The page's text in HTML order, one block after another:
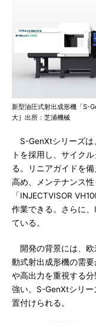
新型油圧式射出成形機「S-
大］出所：芝浦機械
S-GenXtシリーズは
トを採用し、サイク
る。リニアガイドを
高め、メンテナンス
「INJECTVISOR
作業できる。さらに
ている。
開発の背景には、欧
動式射出成形機の需
や高出力を重視する
強い。S-GenXtシリ
置付けられる。